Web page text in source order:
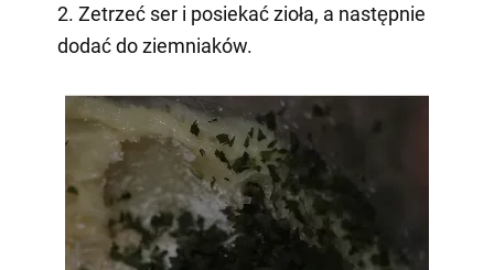
2. Zetrzeć ser i posiekać zioła, a następnie
dodać do ziemniaków.